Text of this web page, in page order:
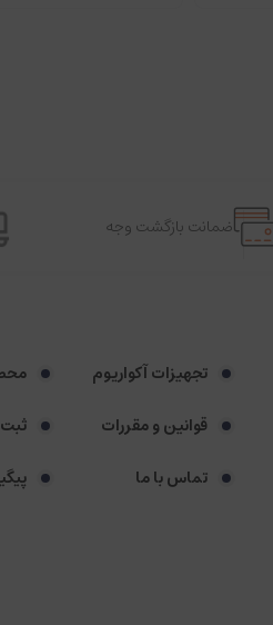
ضمانت بازگشت وجه
تجهیزات آکواریوم
قوانین و مقررات
تماس با ما